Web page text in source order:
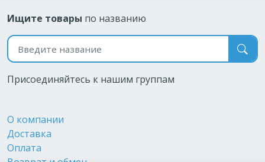
Ищите товары по названию
Поиск по названию
Присоединяйтесь к нашим группам
О компании
Доставка
Оплата